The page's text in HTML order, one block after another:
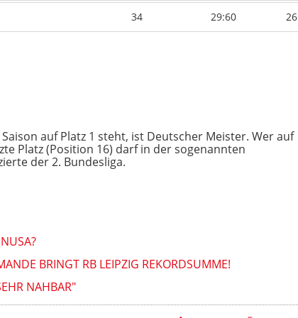
34 29:60
26
auf Platz 1 steht, ist Deutscher Meister. Wer auf
Platz (Position 16) darf in der sogenannten
der 2. Bundesliga.
BRINGT RB LEIPZIG REKORDSUMME!
NAHBAR"